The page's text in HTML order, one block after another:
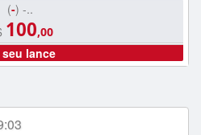
(-) -..
100,00
seu lance